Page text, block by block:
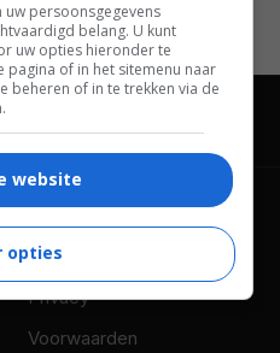
Privacy
Voorwaarden
uw persoonsgegevens
belang. U kunt
uw opties hieronder te
pagina of in het sitemenu naar
beheren of in te trekken via de
website
opties